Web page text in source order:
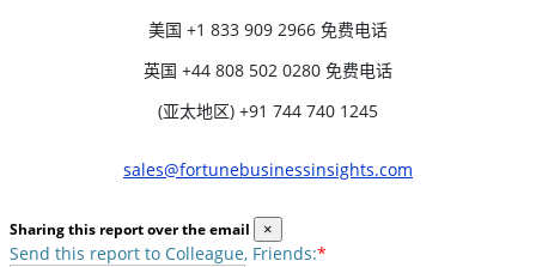
美国 +1 833 909 2966 免费电话
英国 +44 808 502 0280 免费电话
(亚太地区) +91 744 740 1245
sales@fortunebusinessinsights.com
Sharing this report over the email ×
Send this report to Colleague, Friends:*